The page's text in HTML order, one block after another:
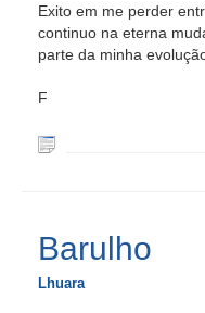
Exito em me perder
continuo na eterna
parte da minha
F
Barulho
Lhuara